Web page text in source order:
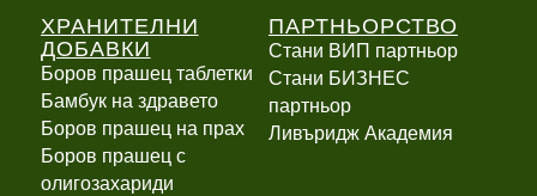
ХРАНИТЕЛНИ
ДОБАВКИ
Боров прашец таблетки
Бамбук на здравето
Боров прашец на прах
Боров прашец с
олигозахариди
ПАРТНЬОРСТВО
Стани ВИП партньор
Стани БИЗНЕС
партньор
Ливъридж Академия